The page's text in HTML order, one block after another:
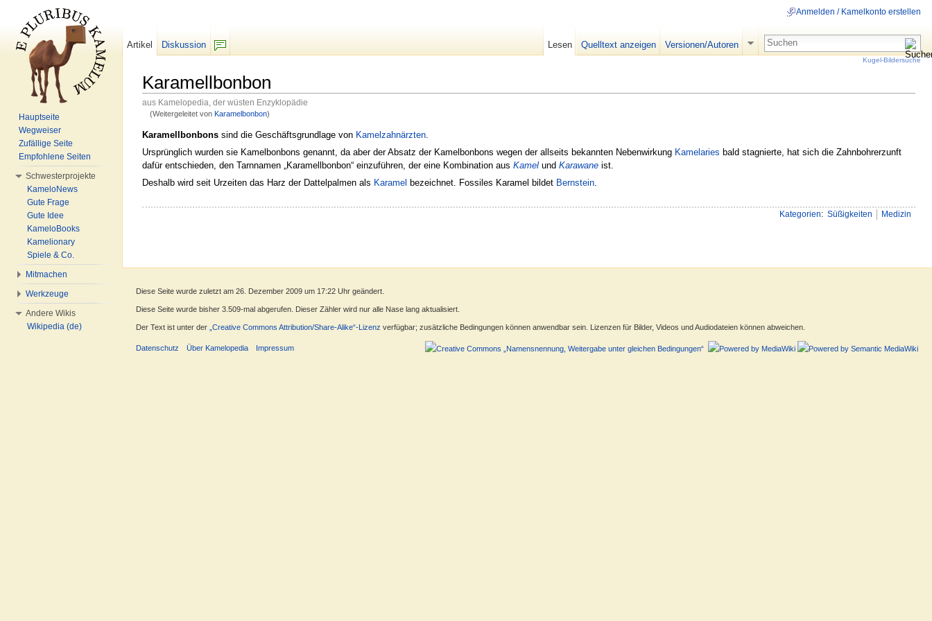
Karamellbonbon
aus Kamelopedia, der wüsten Enzyklopädie
(Weitergeleitet von Karamelbonbon)
Karamellbonbons sind die Geschäftsgrundlage von Kamelzahnärzten
Ursprünglich wurden sie Kamelbonbons genannt, da aber der Absatz der Kamelbonbons wegen der allseits bekannten Nebenwirkung Kamelaries bald stagnierte, hat sich die Zahnbohrerzunft
dafür entschieden, den Tarnnamen „Karamellbonbon“ einzuführen, der eine Kombination aus Kamel und Karawane ist.
Deshalb wird seit Urzeiten das Harz der Dattelpalmen als Karamel bezeichnet. Fossiles Karamel bildet Bernstein.
Kategorien: Süßigkeiten Medizin
Anmelden / Kamelkonto erstellen
Artikel
Diskussion
Lesen Quelltext anzeigen Versionen/Autoren
Kugel-Bildersuche
Hauptseite
Wegweiser
Zufällige Seite
Empfohlene Seiten
Schwesterprojekte
KameloNews
Gute Frage
Gute Idee
KameloBooks
Kamelionary
Spiele & Co.
Mitmachen
Werkzeuge
Andere Wikis
Wikipedia (de)
Diese Seite wurde zuletzt am 26. Dezember 2009 um 17:22 Uhr geändert.
Diese Seite wurde bisher 3.509-mal abgerufen. Dieser Zähler wird nur alle Nase lang aktualisiert.
Der Text ist unter der „Creative Commons Attribution/Share-Alike“-Lizenz verfügbar; zusätzliche Bedingungen können anwendbar sein. Lizenzen für Bilder, Videos und Audiodateien können abweichen.
Datenschutz Über Kamelopedia Impressum